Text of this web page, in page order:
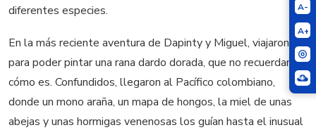
A-
A+
diferentes especies.
En la más reciente aventura de Dapinty y Miguel, viajaron
para poder pintar una rana dardo dorada, que no recuerdan
cómo es. Confundidos, llegaron al Pacífico colombiano,
donde un mono araña, un mapa de hongos, la miel de unas
abejas y unas hormigas venenosas los guían hasta el inusual